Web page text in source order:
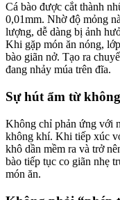
Cá bào được cắt thành
0,01mm. Nhờ độ mỏng
lượng, dễ dàng bị ảnh
Khi gặp món ăn nóng,
bào giãn nở. Tạo ra
đang nhảy múa trên đĩa.
Sự hút ẩm từ
Không chỉ phản ứng với
không khí. Khi tiếp xúc
khô dần mềm ra và trở
bào tiếp tục co giãn nhẹ
món ăn.